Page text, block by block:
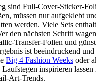
sind Full-Cover-Sticker-
müssen nur aufgeklebt
werden. Viele Sets
den nächsten Schritt
Transfer-Folien und
ist beeindruckend
Big 4 Fashion Weeks oder
inspirieren
Art-Trends.